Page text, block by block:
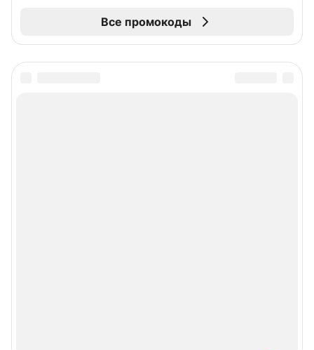
Все промокоды